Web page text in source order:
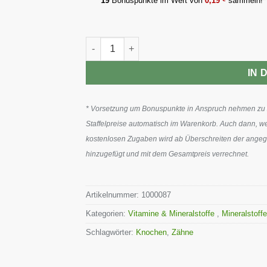
ProFuel Calcium 180 Tabletten Menge
IN
* Vorsetzung um Bonuspunkte in Anspruch nehmen
Staffelpreise automatisch im Warenkorb. Auch dann,
kostenlosen Zugaben wird ab Überschreiten der
hinzugefügt und mit dem Gesamtpreis verrechnet.
Artikelnummer: 1000087
Kategorien:Vitamine & Mineralstoffe , Mineralstoffe
Schlagwörter: Knochen,Zähne